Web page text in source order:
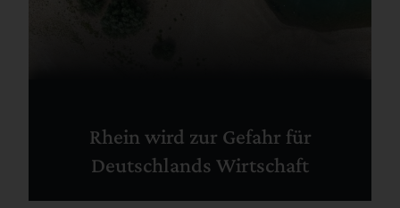
Rhein wird zur Gefahr für
Deutschlands Wirtschaft